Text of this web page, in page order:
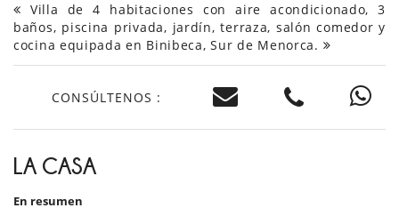
Villa de 4 habitaciones con aire acondicionado, 3
baños, piscina privada, jardín, terraza, salón comedor y
cocina equipada en Binibeca, Sur de Menorca.
CONSÚLTENOS :
LA CASA
En resumen